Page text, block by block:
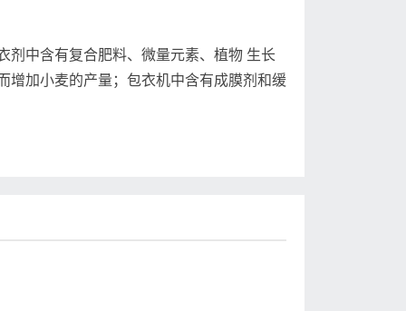
中含有复合肥料、微量元素、植物 生长
增加小麦的产量；包衣机中含有成膜剂和缓